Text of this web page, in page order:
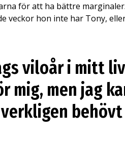
för att ha bättre
veckor hon inte har Tony,
viloår i mitt
men jag